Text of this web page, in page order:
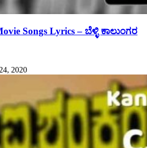
Songs Lyrics – ಬೆಳ್ಳಿ ಕಾಲುಂಗರ
2020